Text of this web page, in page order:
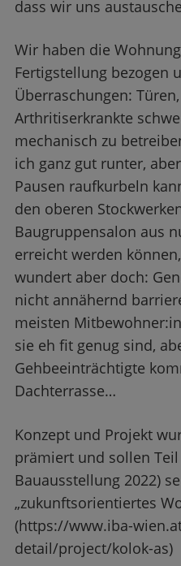
dass wir uns
Wir haben die
Fertigstellung bezogen
Überraschungen:
Arthritiserkrankte
mechanisch zu
ich ganz gut runter,
Pausen raufkurbeln
den oberen
Baugruppensalon aus
erreicht werden
wundert aber doch:
nicht annähernd
meisten
sie eh fit genug sind,
Gehbeeinträchtigte
Dachterrasse…
Konzept und Projekt
prämiert und sollen
Bauausstellung 2022)
„zukunftsorientiertes
(https://www.iba-
detail/project/kolok-as)